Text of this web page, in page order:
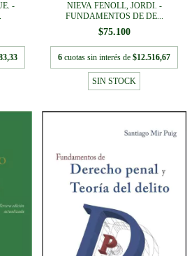
-
NIEVA FENOLL, JORDI. -
FUNDAMENTOS DE DE...
$75.100
6 cuotas sin interés de $12.516,67
SIN STOCK